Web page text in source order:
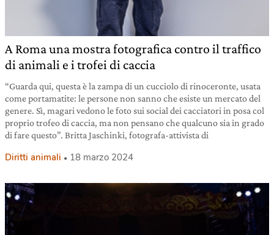
A Roma una mostra fotografica contro il traffico
di animali e i trofei di caccia
“Guarda qui, questa è la zampa di un cucciolo di rinoceronte, usata
come portamatite: le persone non sanno che esiste un mercato del
genere. Sì, magari vedono le foto sui social dei cacciatori in posa col
proprio trofeo di caccia, ma non pensano che qualcuno sia in grado
di fare questo”. Britta Jaschinki, fotografa-attivista di
Diritti animali 18 marzo 2024